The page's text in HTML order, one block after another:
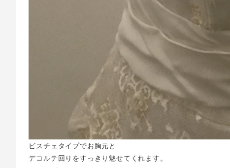
ビスチェタイプでお胸元と
デコルテ回りをすっきり魅せてくれます。